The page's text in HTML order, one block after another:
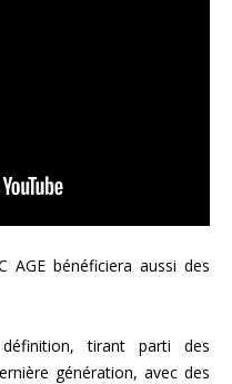
AGE bénéficiera aussi des
tirant parti des
génération, avec des